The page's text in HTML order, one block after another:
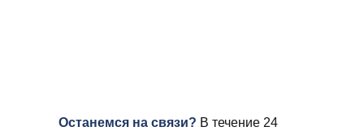
Останемся на связи? В течение 24